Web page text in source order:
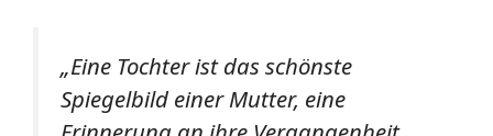
„Eine Tochter ist das schönste
Spiegelbild einer Mutter, eine